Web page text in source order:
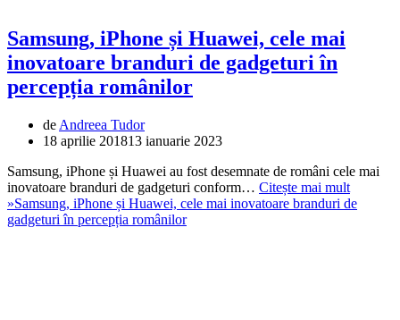
Samsung, iPhone și Huawei, cele mai
inovatoare branduri de gadgeturi în
percepția românilor
de Andreea Tudor
18 aprilie 201813 ianuarie 2023
Samsung, iPhone și Huawei au fost desemnate de români cele mai
inovatoare branduri de gadgeturi conform… Citește mai mult
»Samsung, iPhone și Huawei, cele mai inovatoare branduri de
gadgeturi în percepția românilor